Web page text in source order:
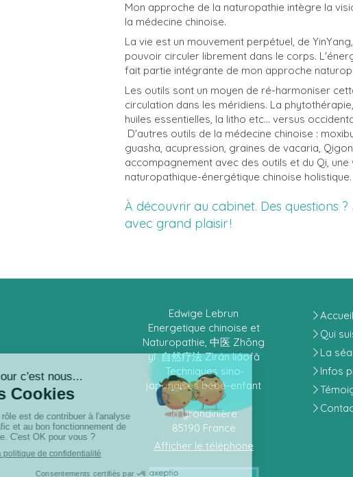
Mon approche de la naturopathie intègre la
la médecine chinoise.
La vie est un mouvement perpétuel, de
pouvoir circuler librement dans le corps.
fait partie intégrante de mon approche
Les outils sont un moyen de ré-harmoniser
circulation dans les méridiens. La
huiles essentielles, la litho etc... versus
D'autres outils de la médecine chinoise :
guasha, acupression, graines de vacaria,
accompagnement avec des outils et du Qi, une
naturopathique-énergétique chinoise holistique.
À découvrir au cabinet. Des questions
avec grand plaisir !
Edwige Lebrun
Energetique chinoise et
Naturopathie, 中医 Zhōng
yī 自然疗法 Zìrán liáofǎ
Techniques sino-
japonaises bébé-enfant
la grondinière
85190 France
Afficher le téléphone
Accueil
Qui
La
Infos